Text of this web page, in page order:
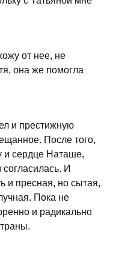
от нее, не
она же помогла
и престижную
После того,
и сердце Наташе,
согласилась. И
и пресная, но сытая,
Пока не
и радикально